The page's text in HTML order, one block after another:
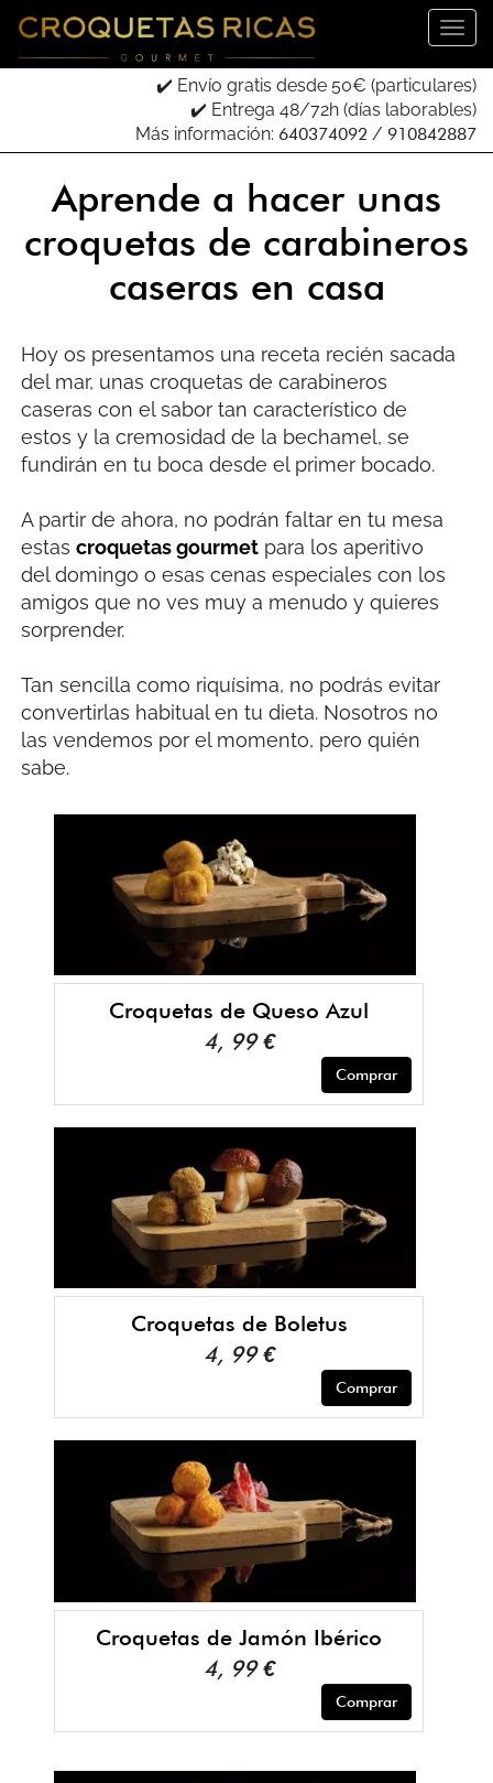
✔️ Envío gratis desde 50€ (particulares)
✔️ Entrega 48/72h (días laborables)
Más información: 640374092 / 910842887
Aprende a hacer unas
croquetas de carabineros
caseras en casa
Hoy os presentamos una receta recién sacada
del mar, unas croquetas de carabineros
caseras con el sabor tan característico de
estos y la cremosidad de la bechamel, se
fundirán en tu boca desde el primer bocado.
A partir de ahora, no podrán faltar en tu mesa
estascroquetas gourmet para los aperitivo
del domingo o esas cenas especiales con los
amigos que no ves muy a menudo y quieres
sorprender.
Tan sencilla como riquísima, no podrás evitar
convertirlas habitual en tu dieta. Nosotros no
las vendemos por el momento, pero quién
sabe.
Croquetas de Queso Azul
4, 99 €
Comprar
Croquetas de Boletus
4, 99 €
Comprar
Croquetas de Jamón Ibérico
4, 99 €
Comprar
Introduce tu email para recibir tu código descuento:
Política de Privacidad.
Odio las croquetas